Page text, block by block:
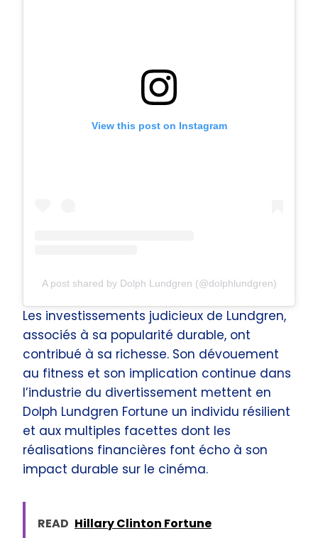
View this post on Instagram
A post shared by Dolph Lundgren (@dolphlundgren)
Les investissements judicieux de Lundgren,
associés à sa popularité durable, ont
contribué à sa richesse. Son dévouement
au fitness et son implication continue dans
l’industrie du divertissement mettent en
Dolph Lundgren Fortune un individu résilient
et aux multiples facettes dont les
réalisations financières font écho à son
impact durable sur le cinéma.
READ Hillary Clinton Fortune